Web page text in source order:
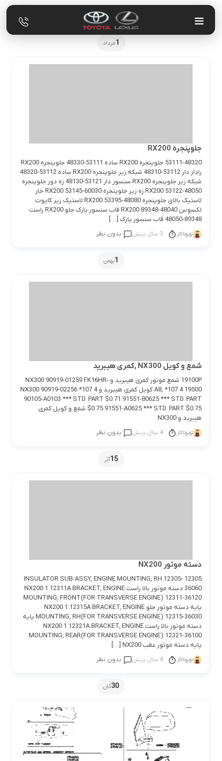
1مرداد
جلوپنجره RX200
53111-48320 جلوپنجره RX200 ساده 53111-48330 جلوپنجره RX200
رادار دار 53112-48310 شبکه زیر جلوپنجره RX200 ساده 53112-48320
شبکه زیر جلوپنجره RX200 سنسور دار 53121-48130 زه دور جلوپنجره
RX200 53122-48050 زه زیر جلوپنجره RX200 53145-60030 خار
لاستیک بالای جلوپنجره RX200 53395-48080 لاستیک زیر کاپوت
لکسوس RX200 89348-48040 قاب سنسور پارک جلو RX200 راست
89348-48050 قاب سنسور پارک […]
تویوتاکار 3 سال پیش بدون نظر
1بهمن
شمع و کویل NX300 ,کمری هیبرید
19100P شمع موتور کمری هیبرید و NX300 90919-01259 FK16HR-
A8, *107 4 19500 کویل کمری هیبرید و NX300 90919-02256 *107 4
90105-A0103 *** STD. PART $0.71 91551-80625 *** STD. PART
$0.75 91551-A0625 *** STD. PART $0.75 شمع و کویل کمری
هیبرید و NX300
تویوتاکار 4 سال پیش بدون نظر
15آذر
دسته موتور NX200
12305 INSULATOR SUB-ASSY, ENGINE MOUNTING, RH 12305-
36060 دسته موتور بالا راست NX200 1 12311A BRACKET, ENGINE
MOUNTING, FRONT(FOR TRANSVERSE ENGINE) 12311-36120
پایه دسته موتور جلو NX200 1 12315A BRACKET, ENGINE
MOUNTING, RH(FOR TRANSVERSE ENGINE) 12315-36030 پایه
دسته موتور بالا راست NX200 1 12321A BRACKET, ENGINE
MOUNTING, REAR(FOR TRANSVERSE ENGINE) 12321-36100
پایه دسته موتور عقب NX200 […]
تویوتاکار 4 سال پیش بدون نظر
30آبان